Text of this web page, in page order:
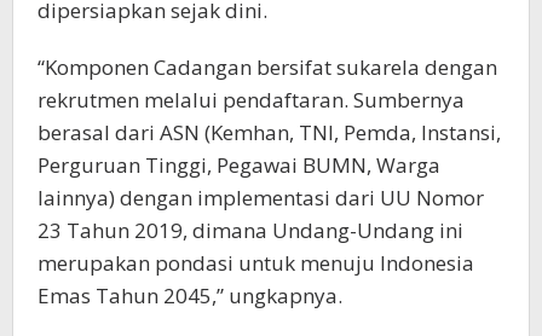
dipersiapkan sejak dini.
“Komponen Cadangan bersifat sukarela dengan
rekrutmen melalui pendaftaran. Sumbernya
berasal dari ASN (Kemhan, TNI, Pemda, Instansi,
Perguruan Tinggi, Pegawai BUMN, Warga
lainnya) dengan implementasi dari UU Nomor
23 Tahun 2019, dimana Undang-Undang ini
merupakan pondasi untuk menuju Indonesia
Emas Tahun 2045,” ungkapnya.